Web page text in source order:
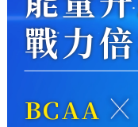
戰力
BCAA